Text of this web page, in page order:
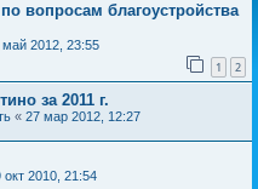
вопросам благоустройства
май 2012, 23:55
1 2
за 2011 г.
« 27 мар 2012, 12:27
окт 2010, 21:54